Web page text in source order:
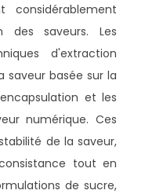
considérablement
des saveurs. Les
d'extraction
saveur basée sur la
et les
numérique. Ces
de la saveur,
tout en
de sucre,